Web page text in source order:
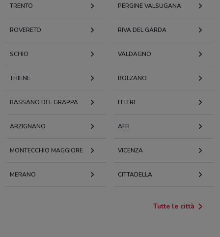
TRENTO PERGINE VALSUGANA
ROVERETO RIVA DEL GARDA
SCHIO VALDAGNO
THIENE BOLZANO
BASSANO DEL GRAPPA FELTRE
ARZIGNANO AFFI
MONTECCHIO MAGGIORE VICENZA
MERANO CITTADELLA
Tutte le città